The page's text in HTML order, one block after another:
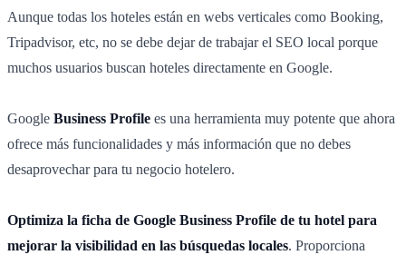
Aunque todas los hoteles están en webs verticales como Booking,
Tripadvisor, etc, no se debe dejar de trabajar el SEO local porque
muchos usuarios buscan hoteles directamente en Google.
Google Business Profile es una herramienta muy potente que ahora
ofrece más funcionalidades y más información que no debes
desaprovechar para tu negocio hotelero.
Optimiza la ficha de Google Business Profile de tu hotel para
mejorar la visibilidad en las búsquedas locales. Proporciona